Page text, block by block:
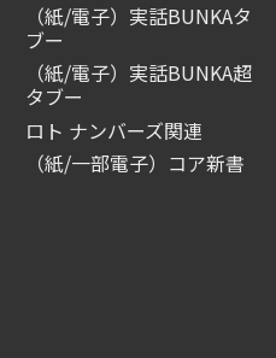
（紙/電子）実話BUNKAタ
ブー
（紙/電子）実話BUNKA超
タブー
ロト ナンバーズ関連
（紙/一部電子）コア新書